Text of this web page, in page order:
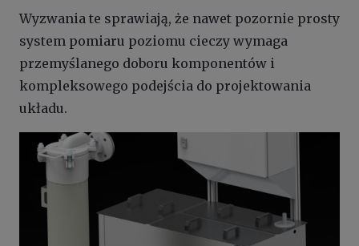
Wyzwania te sprawiają, że nawet pozornie prosty
system pomiaru poziomu cieczy wymaga
przemyślanego doboru komponentów i
kompleksowego podejścia do projektowania
układu.